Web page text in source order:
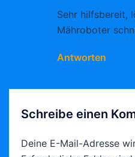
Sehr hilfsbereit,
Mähroboter
Antworten
Schreibe einen
Deine E-Mail-Adresse